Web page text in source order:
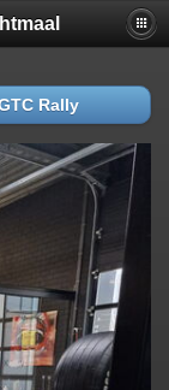
Rally